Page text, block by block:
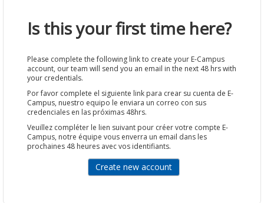
Is this your first time here?
Please complete the following link to create your E-Campus
account, our team will send you an email in the next 48 hrs with
your credentials.
Por favor complete el siguiente link para crear su cuenta de E-
Campus, nuestro equipo le enviara un correo con sus
credenciales en las próximas 48hrs.
Veuillez compléter le lien suivant pour créer votre compte E-
Campus, notre équipe vous enverra un email dans les
prochaines 48 heures avec vos identifiants.